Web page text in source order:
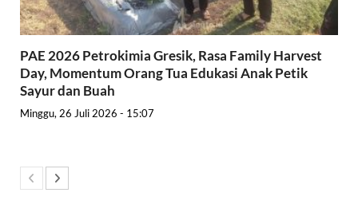
PAE 2026 Petrokimia Gresik, Rasa Family Harvest
Day, Momentum Orang Tua Edukasi Anak Petik
Sayur dan Buah
Minggu, 26 Juli 2026 - 15:07